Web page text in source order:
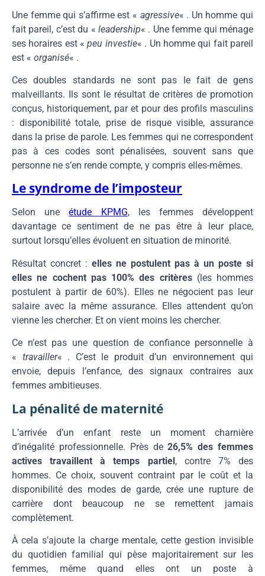
Une femme qui s’affirme est « agressive« . Un homme qui
fait pareil, c’est du « leadership« . Une femme qui ménage
ses horaires est «peu investie« . Un homme qui fait pareil
est « organisé« .
Ces doubles standards ne sont pas le fait de gens
malveillants. Ils sont le résultat de critères de promotion
conçus, historiquement, par et pour des profils masculins
: disponibilité totale, prise de risque visible, assurance
dans la prise de parole. Les femmes qui ne correspondent
pas à ces codes sont pénalisées, souvent sans que
personne ne s’en rende compte, y compris elles-mêmes.
Le syndrome de l’imposteur
Selon uneétude KPMG, les femmes développent
davantage ce sentiment de ne pas être à leur place,
surtout lorsqu’elles évoluent en situation de minorité.
Résultat concret : elles ne postulent pas à un poste si
elles ne cochent pas 100% des critères(les hommes
postulent à partir de 60%). Elles ne négocient pas leur
salaire avec la même assurance. Elles attendent qu’on
vienne les chercher. Et on vient moins les chercher.
Ce n’est pas une question de confiance personnelle à
« travailler« . C’est le produit d’un environnement qui
envoie, depuis l’enfance, des signaux contraires aux
femmes ambitieuses.
La pénalité de maternité
L’arrivée d’un enfant reste un moment charnière
d’inégalité professionnelle. Près de26,5% des femmes
actives travaillent à temps partiel, contre 7% des
hommes. Ce choix, souvent contraint par le coût et la
disponibilité des modes de garde, crée une rupture de
carrière dont beaucoup ne se remettent jamais
complètement.
À cela s’ajoute la charge mentale, cette gestion invisible
du quotidien familial qui pèse majoritairement sur les
femmes, même quand elles ont un poste à